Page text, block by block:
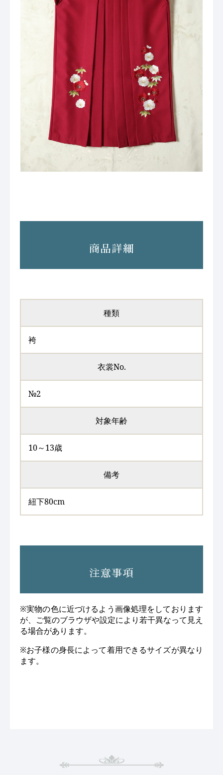
商品詳細
種類
袴
衣裳No.
№2
対象年齢
10～13歳
備考
紐下80cm
注意事項
※実物の色に近づけるよう画像処理をしております
が、ご覧のブラウザや設定により若干異なって見え
る場合があります。
※お子様の身長によって着用できるサイズが異なり
ます。